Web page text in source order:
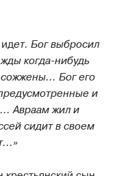
ет. Бог выбросил
когда-нибудь
Бог его
и
Авраам жил и
сидит в своем